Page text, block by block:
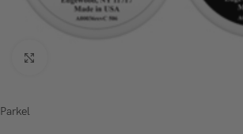
Parkel